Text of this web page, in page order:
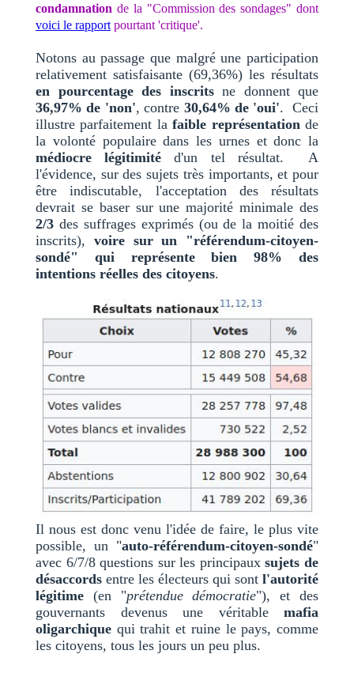
condamnation de la "Commission des sondages" dont
voici le rapport pourtant 'critique'.
Notons au passage que malgré une participation
relativement satisfaisante (69,36%) les résultats
en pourcentage des inscritsne donnent que
36,97% de 'non', contre 30,64% de 'oui'. Ceci
illustre parfaitement lafaible représentationde
la volonté populaire dans les urnes et donc la
médiocre légitimité d'un tel résultat. A
l'évidence, sur des sujets très importants, et pour
être indiscutable, l'acceptation des résultats
devrait se baser sur une majorité minimale des
2/3 des suffrages exprimés (ou de la moitié des
inscrits), voire sur un "référendum-citoyen-
sondé" qui représente bien 98% des
intentions réelles des citoyens.
Il nous est donc venu l'idée de faire, le plus vite
possible, un "auto-référendum-citoyen-sondé"
avec 6/7/8 questions sur les principauxsujets de
désaccords entre les électeurs qui sont l'autorité
légitime (en "prétendue démocratie"), et des
gouvernants devenus une véritable mafia
oligarchique qui trahit et ruine le pays, comme
les citoyens, tous les jours un peu plus.